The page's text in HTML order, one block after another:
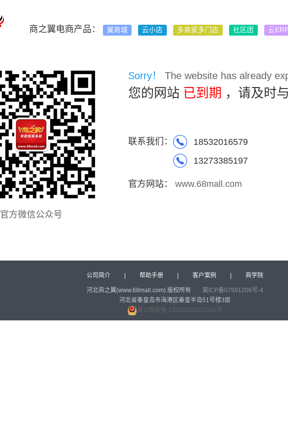
商之翼电商产品： 翼商城 云小店 多商家多门店 社区团 云
Sorry！ The website has already
您的网站 已到期 ，请及时
联系我们：
18532016579
13273385197
官方网站： www.68mall.com
官方微信公众号
公司简介 帮助手册 客户案例 商学院
河北商之翼(www.68mall.com) 版权所有
冀ICP备07501206号-4
河北省秦皇岛市海港区秦皇半岛51号楼3层
冀公网安备 13030202002106号